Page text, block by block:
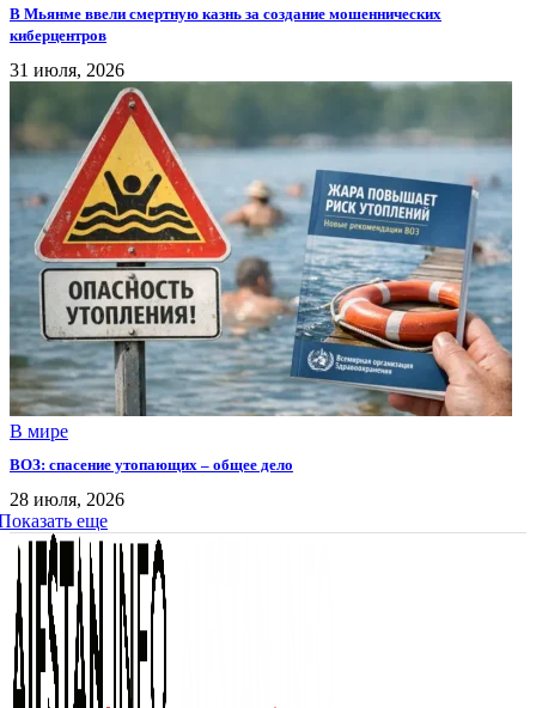
В Мьянме ввели смертную казнь за создание мошеннических
киберцентров
31 июля, 2026
В мире
ВОЗ: спасение утопающих – общее дело
28 июля, 2026
еще